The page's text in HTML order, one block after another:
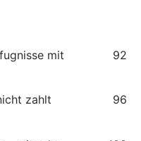
mit
92
zahlt
96